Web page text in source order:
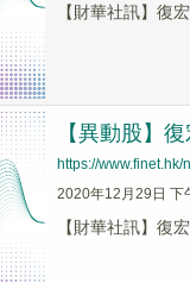
【財華社訊】復
【異動股】
https://
2020年12月29日 下
【財華社訊】復